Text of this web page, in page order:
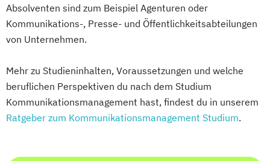
Absolventen sind zum Beispiel Agenturen oder
Kommunikations-, Presse- und Öffentlichkeitsabteilungen
von Unternehmen.
Mehr zu Studieninhalten, Voraussetzungen und welche
beruflichen Perspektiven du nach dem Studium
Kommunikationsmanagement hast, findest du in unserem
Ratgeber zum Kommunikationsmanagement Studium.